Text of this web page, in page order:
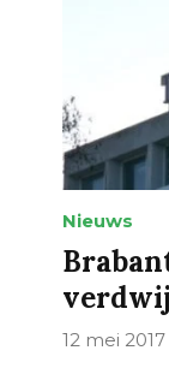
Nieuws
12 mei 2017